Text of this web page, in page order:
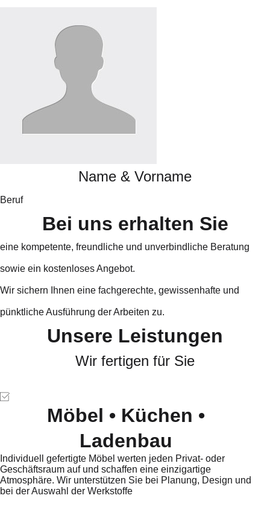
Name & Vorname
Beruf
Bei uns erhalten Sie
eine kompetente, freundliche und unverbindliche Beratung
sowie ein kostenloses Angebot.
Wir sichern Ihnen eine fachgerechte, gewissenhafte und
pünktliche Ausführung der Arbeiten zu.
Unsere Leistungen
Wir fertigen für Sie
Möbel • Küchen •
Ladenbau
Individuell gefertigte Möbel werten jeden Privat- oder
Geschäftsraum auf und schaffen eine einzigartige
Atmosphäre. Wir unterstützen Sie bei Planung, Design und
bei der Auswahl der Werkstoffe